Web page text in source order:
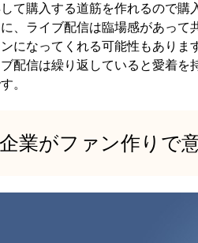
て購入する道筋を作れるので購
、ライブ配信は臨場感があっ
になってくれる可能性もありま
配信は繰り返していると愛着
。
企業がファン作りで